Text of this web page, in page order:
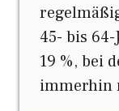
45- bis
19 %, bei
immerhin